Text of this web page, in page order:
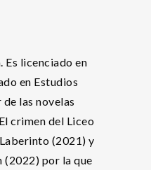
Es licenciado en
en Estudios
las novelas
crimen del Liceo
(2021) y
(2022) por la que